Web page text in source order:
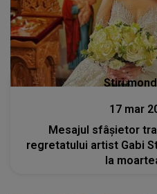
Stiri
17 mar
Mesajul sfâșietor
regretatului artist Gabi
la